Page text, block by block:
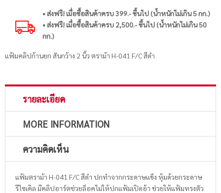
• ส่งฟรี! เมื่อซื้อสินค้าครบ 399.- ขึ้นไป (น้ำหนักไม่เกิน 5 กก.)
• ส่งฟรี! เมื่อซื้อสินค้าครบ 2,500.- ขึ้นไป (น้ำหนักไม่เกิน 50
กก.)
แฟ้มคลิปก้านยก สันกว้าง 2 นิ้ว ตราม้า H-041 F/C สีดำ
รายละเอียด
MORE INFORMATION
ความคิดเห็น
แฟ้มตราม้า H-041 F/C สีดำ ปกทำจากกระดาษแข็ง หุ้มด้วยกระดาษ
รีไซเคิล มีคลิปอาร์ตช่วยล็อคไม่ให้ปกแฟ้มเปิดอ้า ช่วยให้แฟ้มทรงตัว